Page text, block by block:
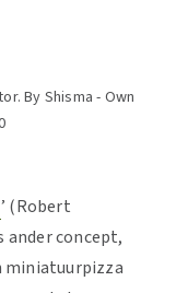
By Shisma - Own
’ (Robert
ander concept,
miniatuurpizza